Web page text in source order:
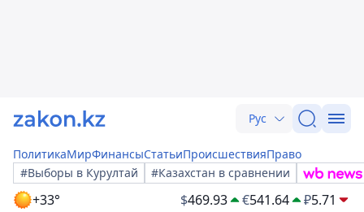
Рус
ПолитикаМирФинансыСтатьиПроисшествияПраво
#Выборы в Курултай
#Казахстан в сравнении
+33° $469.93 €541.64 ₽5.71